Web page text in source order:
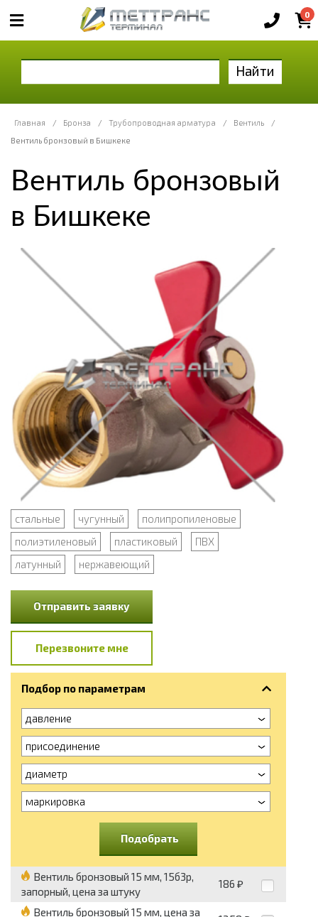
0
Найти
Главная / Бронза / Трубопроводная арматура / Вентиль
/
Вентиль бронзовый в Бишкеке
Вентиль бронзовый
в Бишкеке
стальные чугунный
полипропиленовые
полиэтиленовый
пластиковый
ПВХ
латунный
нержавеющий
Отправить заявку
Перезвоните мне
Подбор по параметрам
давление
присоединение
диаметр
маркировка
Подобрать
Вентиль бронзовый 15 мм, 15б3р,
запорный, цена за штуку
186 ₽
Вентиль бронзовый 15 мм, цена за